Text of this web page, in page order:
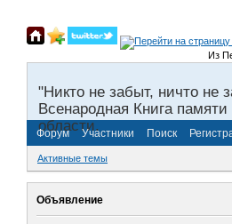
Из
"Никто не забыт, ничто не
Всенародная Книга памяти
области.
Форум Участники Поиск
Активные темы
Объявление